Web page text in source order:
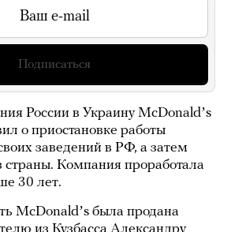
Подписаться
России в Украину McDonaldʼs
о приостановке работы
заведений в РФ, а затем
страны. Компания проработала
30 лет.
McDonaldʼs была продана